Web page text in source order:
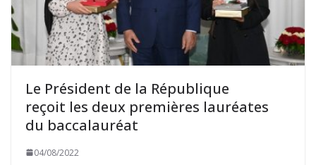
Le Président de la République
reçoit les deux premières lauréates
du baccalauréat
04/08/2022